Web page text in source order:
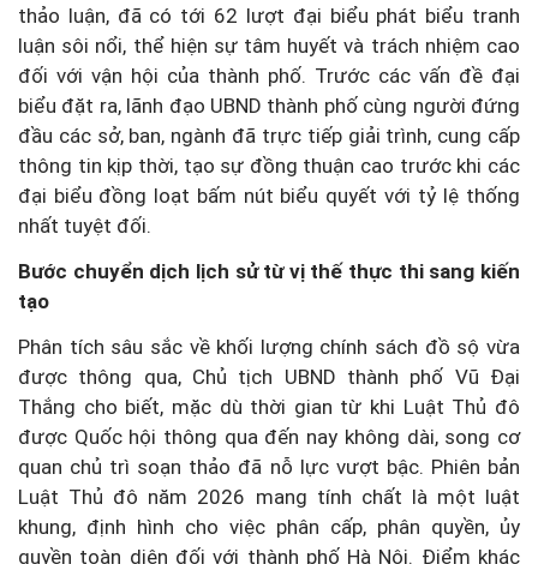
thảo luận, đã có tới 62 lượt đại biểu phát biểu tranh
luận sôi nổi, thể hiện sự tâm huyết và trách nhiệm cao
đối với vận hội của thành phố. Trước các vấn đề đại
biểu đặt ra, lãnh đạo UBND thành phố cùng người đứng
đầu các sở, ban, ngành đã trực tiếp giải trình, cung cấp
thông tin kịp thời, tạo sự đồng thuận cao trước khi các
đại biểu đồng loạt bấm nút biểu quyết với tỷ lệ thống
nhất tuyệt đối.
Bước chuyển dịch lịch sử từ vị thế thực thi sang kiến
tạo
Phân tích sâu sắc về khối lượng chính sách đồ sộ vừa
được thông qua, Chủ tịch UBND thành phố Vũ Đại
Thắng cho biết, mặc dù thời gian từ khi Luật Thủ đô
được Quốc hội thông qua đến nay không dài, song cơ
quan chủ trì soạn thảo đã nỗ lực vượt bậc. Phiên bản
Luật Thủ đô năm 2026 mang tính chất là một luật
khung, định hình cho việc phân cấp, phân quyền, ủy
quyền toàn diện đối với thành phố Hà Nội. Điểm khác